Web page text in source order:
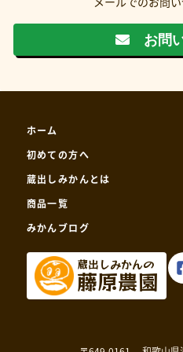
お問
ホーム
初めての方へ
蔵出しみかんとは
商品一覧
みかんブログ
蔵出しみかんの
藤原農園